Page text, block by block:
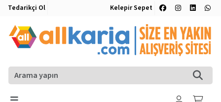
Tedarikçi Ol Kelepir Sepet